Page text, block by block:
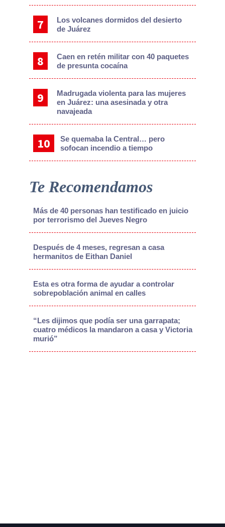
Los volcanes dormidos del desierto
de Juárez
Caen en retén militar con 40 paquetes
de presunta cocaína
Madrugada violenta para las mujeres
en Juárez: una asesinada y otra
navajeada
Se quemaba la Central… pero
sofocan incendio a tiempo
Te Recomendamos
Más de 40 personas han testificado en juicio
por terrorismo del Jueves Negro
Después de 4 meses, regresan a casa
hermanitos de Eithan Daniel
Esta es otra forma de ayudar a controlar
sobrepoblación animal en calles
“Les dijimos que podía ser una garrapata;
cuatro médicos la mandaron a casa y Victoria
murió”